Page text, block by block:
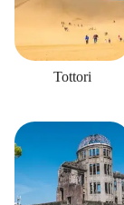
Tottori